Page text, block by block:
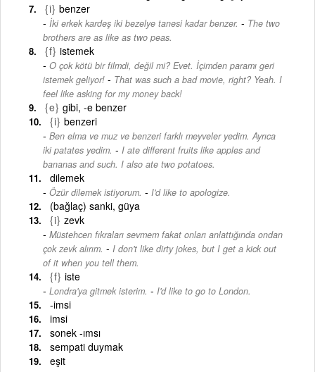
{i} benzer
İki erkek kardeş iki bezelye tanesi kadar benzer. - The two
brothers are as like as two peas.
{f} istemek
O çok kötü bir filmdi, değil mi? Evet. İçimden paramı geri
istemek geliyor! - That was such a bad movie, right? Yeah. I
feel like asking for my money back!
{e} gibi, -e benzer
{i} benzeri
Ben elma ve muz ve benzeri farklı meyveler yedim. Ayrıca
iki patates yedim. - I ate different fruits like apples and
bananas and such. I also ate two potatoes.
dilemek
Özür dilemek istiyorum. - I'd like to apologize.
(bağlaç) sanki, güya
{i} zevk
Müstehcen fıkraları sevmem fakat onları anlattığında ondan
çok zevk alırım. - I don't like dirty jokes, but I get a kick out
of it when you tell them.
{f} iste
Londra'ya gitmek isterim. - I'd like to go to London.
-imsi
imsi
sonek -ımsı
sempati duymak
eşit